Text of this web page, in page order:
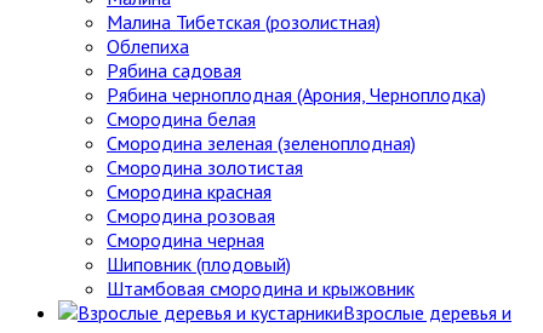
Малина Тибетская (розолистная)
Облепиха
Рябина садовая
Рябина черноплодная (Арония, Черноплодка)
Смородина белая
Смородина зеленая (зеленоплодная)
Смородина золотистая
Смородина красная
Смородина розовая
Смородина черная
Шиповник (плодовый)
Штамбовая смородина и крыжовник
Взрослые деревья и